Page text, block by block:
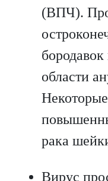
(ВПЧ).
области
рака
Вирус